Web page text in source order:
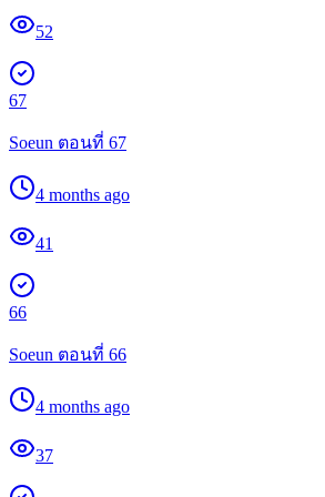
52
67
Soeun ตอนที่ 67
4 months ago
41
66
Soeun ตอนที่ 66
4 months ago
37